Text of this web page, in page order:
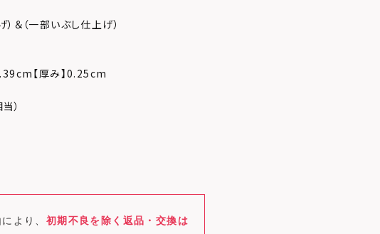
＆（一部いぶし仕上げ）
【厚み】0.25cm
）
より、 初期不良を除く返品・交換は